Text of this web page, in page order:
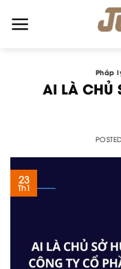
Pháp
AI LÀ CHỦ
23
Th1